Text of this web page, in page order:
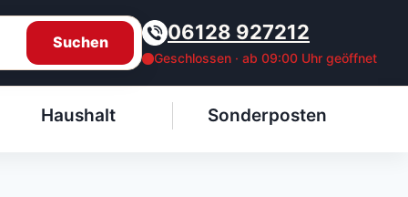
Suchen 06128 927212
Geschlossen · ab 09:00 Uhr geöffnet
Haushalt Sonderposten